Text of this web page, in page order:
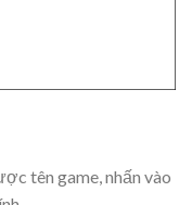
tên game, nhấn vào